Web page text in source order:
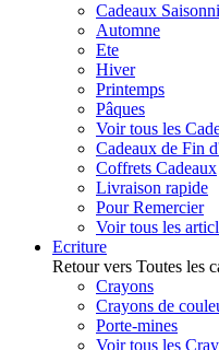
Cadeaux
Automne
Ete
Hiver
Printemps
Pâques
Voir tous les
Cadeaux de Fin
Coffrets Cadeaux
Livraison rapide
Pour Remercier
Voir tous les
Ecriture
Retour vers Toutes les
Crayons
Crayons de
Porte-mines
Voir tous les